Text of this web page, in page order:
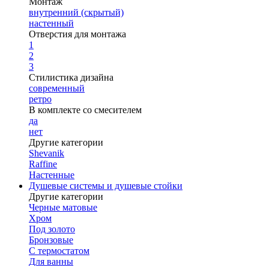
внутренний (скрытый)
настенный
Отверстия для монтажа
1
2
3
Стилистика дизайна
современный
ретро
В комплекте со смесителем
да
нет
Другие категории
Shevanik
Raffine
Настенные
Душевые системы и душевые стойки
Другие категории
Черные матовые
Хром
Под золото
Бронзовые
С термостатом
Для ванны